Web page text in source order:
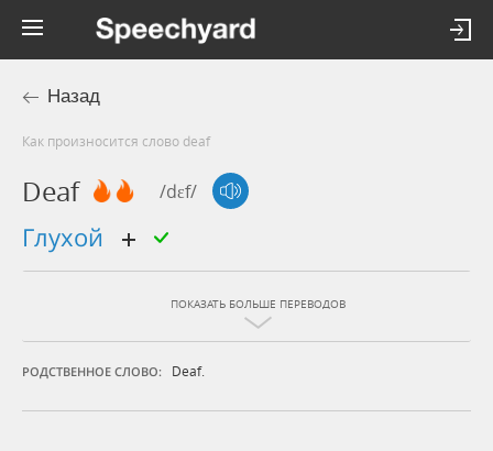
Назад
Как произносится слово deaf
Deaf /dɛf/
глухой
ПОКАЗАТЬ БОЛЬШЕ ПЕРЕВОДОВ
РОДСТВЕННОЕ СЛОВО: Deaf.